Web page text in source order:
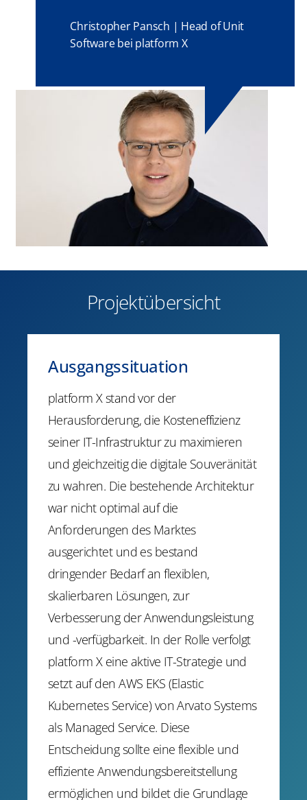
Christopher Pansch | Head of Unit
Software bei platform X
Projektübersicht
Ausgangssituation
platform X stand vor der
Herausforderung, die Kosteneffizienz
seiner IT-Infrastruktur zu maximieren
und gleichzeitig die digitale Souveränität
zu wahren. Die bestehende Architektur
war nicht optimal auf die
Anforderungen des Marktes
ausgerichtet und es bestand
dringender Bedarf an flexiblen,
skalierbaren Lösungen, zur
Verbesserung der Anwendungsleistung
und -verfügbarkeit. In der Rolle verfolgt
platform X eine aktive IT-Strategie und
setzt auf den AWS EKS (Elastic
Kubernetes Service) von Arvato Systems
als Managed Service. Diese
Entscheidung sollte eine flexible und
effiziente Anwendungsbereitstellung
ermöglichen und bildet die Grundlage